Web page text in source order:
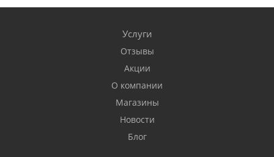
Услуги
Отзывы
Акции
О компании
Магазины
Новости
Блог